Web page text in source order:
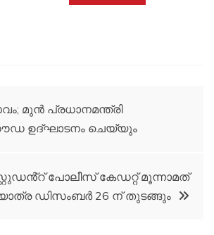
മുൻ പ്രധാനമന്ത്രി
ഉദ്‌ഘാടനം ചെയ്യും
പോലീസ് കേഡറ്റ് മൂന്നാമത്
ഡിസംബർ 26 ന് തുടങ്ങും